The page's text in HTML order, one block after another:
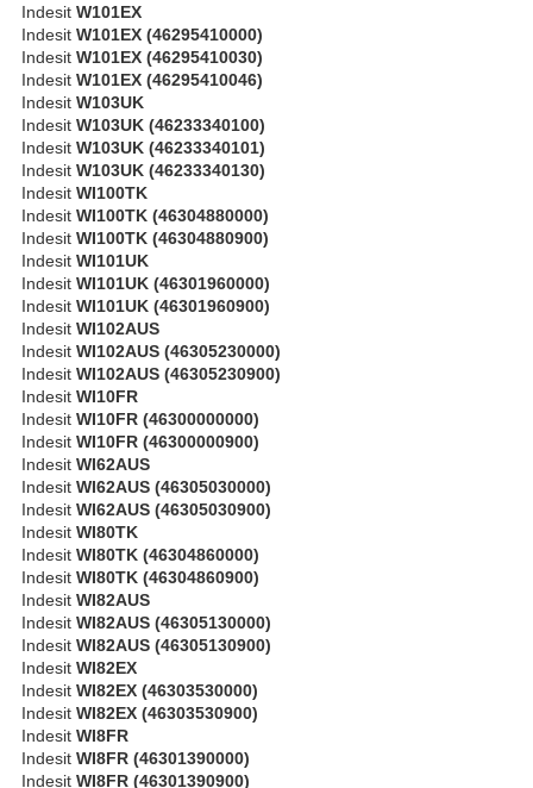
Indesit W101EX
Indesit W101EX (46295410000)
Indesit W101EX (46295410030)
Indesit W101EX (46295410046)
Indesit W103UK
Indesit W103UK (46233340100)
Indesit W103UK (46233340101)
Indesit W103UK (46233340130)
Indesit WI100TK
Indesit WI100TK (46304880000)
Indesit WI100TK (46304880900)
Indesit WI101UK
Indesit WI101UK (46301960000)
Indesit WI101UK (46301960900)
Indesit WI102AUS
Indesit WI102AUS (46305230000)
Indesit WI102AUS (46305230900)
Indesit WI10FR
Indesit WI10FR (46300000000)
Indesit WI10FR (46300000900)
Indesit WI62AUS
Indesit WI62AUS (46305030000)
Indesit WI62AUS (46305030900)
Indesit WI80TK
Indesit WI80TK (46304860000)
Indesit WI80TK (46304860900)
Indesit WI82AUS
Indesit WI82AUS (46305130000)
Indesit WI82AUS (46305130900)
Indesit WI82EX
Indesit WI82EX (46303530000)
Indesit WI82EX (46303530900)
Indesit WI8FR
Indesit WI8FR (46301390000)
Indesit WI8FR (46301390900)